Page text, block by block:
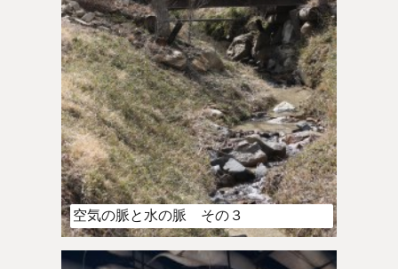
空気の脈と水の脈 その３